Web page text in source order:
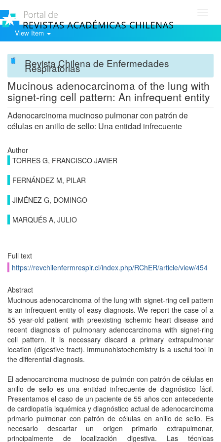
View Item
Revista Chilena de Enfermedades
Respiratorias
Mucinous adenocarcinoma of the lung with
signet-ring cell pattern: An infrequent entity
Adenocarcinoma mucinoso pulmonar con patrón de
células en anillo de sello: Una entidad infrecuente
Author
TORRES G, FRANCISCO JAVIER
FERNÁNDEZ M, PILAR
JIMÉNEZ G, DOMINGO
MARQUÉS A, JULIO
Full text
https://revchilenfermrespir.cl/index.php/RChER/article/view/454
Abstract
Mucinous adenocarcinoma of the lung with signet-ring cell pattern
is an infrequent entity of easy diagnosis. We report the case of a
55 year-old patient with preexisting ischemic heart disease and
recent diagnosis of pulmonary adenocarcinoma with signet-ring
cell pattern. It is necessary discard a primary extrapulmonar
location (digestive tract). Immunohistochemistry is a useful tool in
the differential diagnosis.
El adenocarcinoma mucinoso de pulmón con patrón de células en
anillo de sello es una entidad infrecuente de diagnóstico fácil.
Presentamos el caso de un paciente de 55 años con antecedente
de cardiopatía isquémica y diagnóstico actual de adenocarcinoma
primario pulmonar con patrón de células en anillo de sello. Es
necesario descartar un origen primario extrapulmonar,
principalmente de localización digestiva. Las técnicas